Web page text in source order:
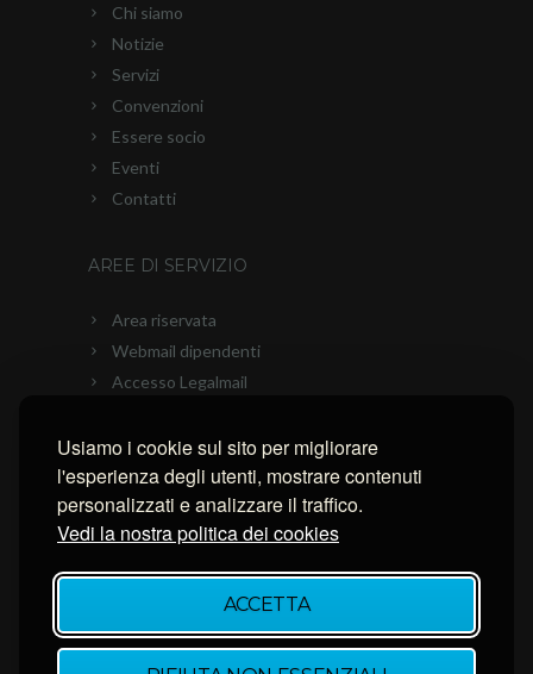
Usiamo i cookie sul sito per migliorare
l'esperienza degli utenti, mostrare contenuti
personalizzati e analizzare il traffico.
Vedi la nostra politica dei cookies
ACCETTA
Chi siamo
Notizie
Servizi
Convenzioni
Essere socio
Eventi
Contatti
AREE DI SERVIZIO
Area riservata
Webmail dipendenti
Accesso Legalmail
Connessione con AnyDesk
Connessione con Ammyy Admin
Connessione con TeamViewer
NEWSLETTER
Inserisci la tua email per restare aggiornato.